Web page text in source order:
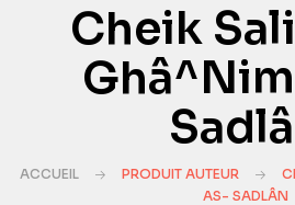
Cheik
ACCUEIL PRODUIT AUTEUR
AS- SADLÂN